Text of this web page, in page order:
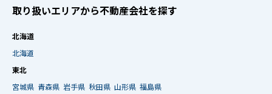
取り扱いエリアから不動産会社を探す
北海道
北海道
東北
宮城県 青森県 岩手県 秋田県 山形県 福島県